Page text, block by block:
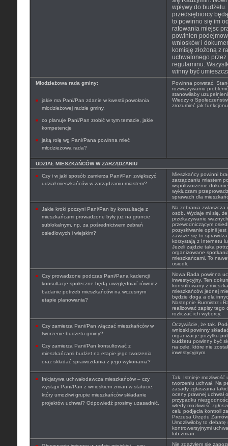
wpływy do
przedsiębiorcy
to powinno się im
ratowania miejsc
powinien
wniosków i
komisję złożoną z
uchwalonego
regulaminu.
winny być
Młodzieżowa rada gminy:
jakie ma Pani/Pan zdanie w kwestii powołania
młodzieżowej radzie gminy,
co planuje Pani/Pan zrobić w tym temacie, jakie
kompetencje
jaką rolę wg Pani/Pana powinna mieć
młodzieżowa rada?
Powinna powstać.
rozwiązywaniu
stanowiłaby
Wiedzy o
zrozumieć jak
UDZIAŁ MIESZKAŃCÓW W ZARZĄDZANIU
Czy i w jaki sposób zamierza Pani/Pan zwiększyć
udział mieszkańców w zarządzaniu miastem?
Mieszkańcy powinni
zarządzaniu miastem
współtworzenie
wykluczam
sprawach dla
Jakie kroki poczyni Pani/Pan by konsultacje z
mieszkańcami prowadzone były już na gruncie
sublokalnym, np. za pośrednictwem zebrań
osiedlowych i wiejskim?
Na zebrania
osób. Wydaje mi się,
przekazywanie
przewodniczącym
pozyskiwanie opinii
zawsze się to
korzystają z Internetu
Jeżeli zajdzie taka
organizowane
mieszkańcami. To
osiedli.
Czy prowadzone podczas Pani/Pana kadencji
konsultacje społeczne będą uwzględniać również
badanie potrzeb mieszkańców na wczesnym
etapie planowania?
Nowa Rada powinna
inwestycyjny. Ten
konsultowany z
mieszkańców jednej
będzie doga a dla
Następnie Burmistrz i
realizować zapisy tego
rozliczać ich wyborcy.
Czy zamierza Pani/Pan włączać mieszkańców w
tworzenie budżetu gminy?
Czy zamierza Pani/Pan konsultować z
mieszkańcami budżet na etapie jego tworzenia
oraz składać sprawozdania z jego wykonania?
Oczywiście, że tak.
wnioski powinny
organizacje pożytku
budżetu powinny być
na cele, które nie
inwestycyjnym.
Inicjatywa uchwałodawcza mieszkańców – czy
wystąpi Pani/Pan z wnioskiem zmian w statucie,
który umożliwi grupie mieszkańców składanie
projektów uchwał? Odpowiedź prosimy uzasadnić.
Tak. Istnieje możliwość
tworzeniu uchwał. Na
zasady zgłaszania
oceny prawnej uchwał
przypadku
wtedy możliwość
celu podjęcia kontroli
Prezesa Urzędu
Umożliwiłoby to
kontrowersyjnymi
lub zmian.
Nie zdążyłem się